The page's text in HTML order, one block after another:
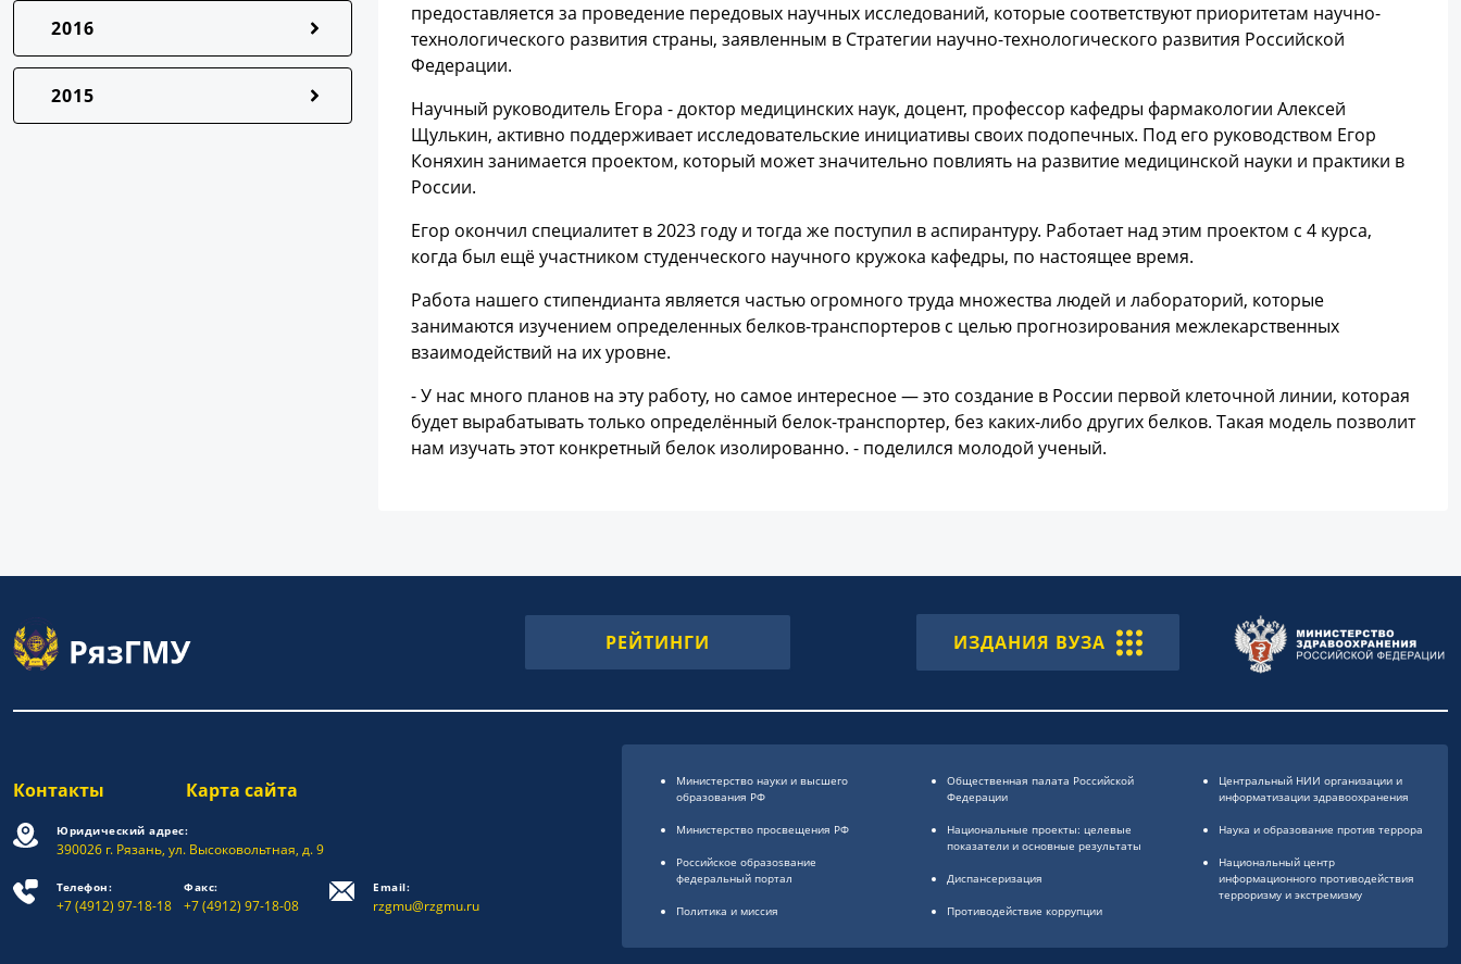
2016
2015
предоставляется за проведение передовых научных исследований, которые соответствуют приоритетам научно-
технологического развития страны, заявленным в Стратегии научно-технологического развития Российской
Федерации.
Научный руководитель Егора - доктор медицинских наук, доцент, профессор кафедры фармакологии Алексей
Щулькин, активно поддерживает исследовательские инициативы своих подопечных. Под его руководством Егор
Коняхин занимается проектом, который может значительно повлиять на развитие медицинской науки и практики в
России.
Егор окончил специалитет в 2023 году и тогда же поступил в аспирантуру. Работает над этим проектом с 4 курса,
когда был ещё участником студенческого научного кружока кафедры, по настоящее время.
Работа нашего стипендианта является частью огромного труда множества людей и лабораторий, которые
занимаются изучением определенных белков-транспортеров с целью прогнозирования межлекарственных
взаимодействий на их уровне.
- У нас много планов на эту работу, но самое интересное — это создание в России первой клеточной линии, которая
будет вырабатывать только определённый белок-транспортер, без каких-либо других белков. Такая модель позволит
нам изучать этот конкретный белок изолированно. - поделился молодой ученый.
РЕЙТИНГИ ИЗДАНИЯ ВУЗА
Контакты Карта сайта
Юридический адрес:
390026 г. Рязань, ул. Высоковольтная, д. 9
Телефон:
+7 (4912) 97-18-18
Факс:
+7 (4912) 97-18-08
Email:
rzgmu@rzgmu.ru
Министерство науки и высшего
образования РФ
Министерство просвещения РФ
Российское образоsвание
федеральный портал
Политика и миссия
Общественная палата Российской
Федерации
Национальные проекты: целевые
показатели и основные результаты
Диспансеризация
Противодействие коррупции
Центральный НИИ организации и
информатизации здравоохранения
Наука и образование против террора
Национальный центр
информационного противодействия
терроризму и экстремизму